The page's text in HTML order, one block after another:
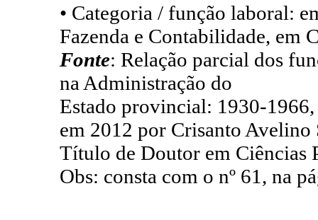
• Categoria / função laboral:
Fazenda e Contabilidade, em
Fonte: Relação parcial dos
na Administração do
Estado provincial: 1930-
em 2012 por Crisanto Avelino
Título de Doutor em Ciências
Obs: consta com o nº 61, na